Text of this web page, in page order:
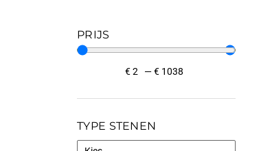
PRIJS
€2 —€ 1038
TYPE STENEN